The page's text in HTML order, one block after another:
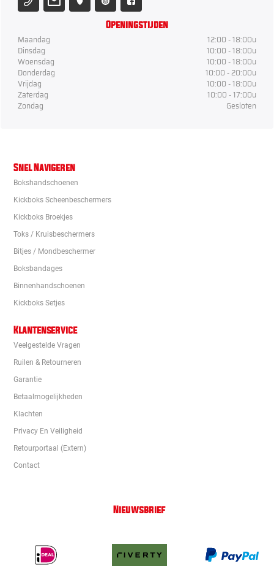
Openingstijden
Maandag
12:00 - 18:00u
Dinsdag
10:00 - 18:00u
Woensdag
10:00 - 18:00u
Donderdag
10:00 - 20:00u
Vrijdag
10:00 - 18:00u
Zaterdag
10:00 - 17:00u
Zondag
Gesloten
Snel Navigeren
Bokshandschoenen
Kickboks Scheenbeschermers
Kickboks Broekjes
Toks / Kruisbeschermers
Bitjes / Mondbeschermer
Boksbandages
Binnenhandschoenen
Kickboks Setjes
Klantenservice
Veelgestelde Vragen
Ruilen & Retourneren
Garantie
Betaalmogelijkheden
Klachten
Privacy En Veiligheid
Retourportaal (extern)
Contact
Nieuwsbrief